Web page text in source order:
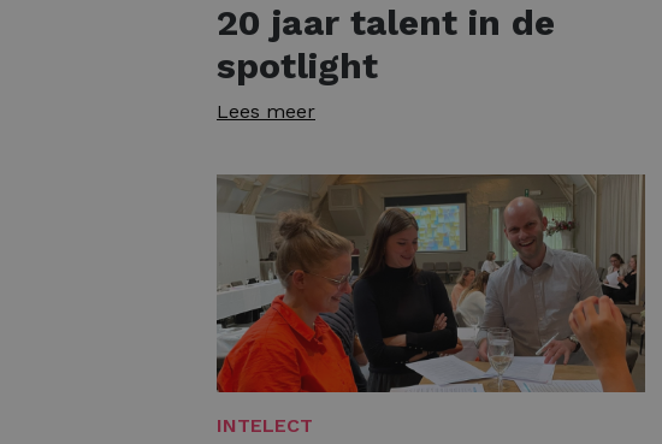
20 jaar talent in de
spotlight
Lees meer
INTELECT